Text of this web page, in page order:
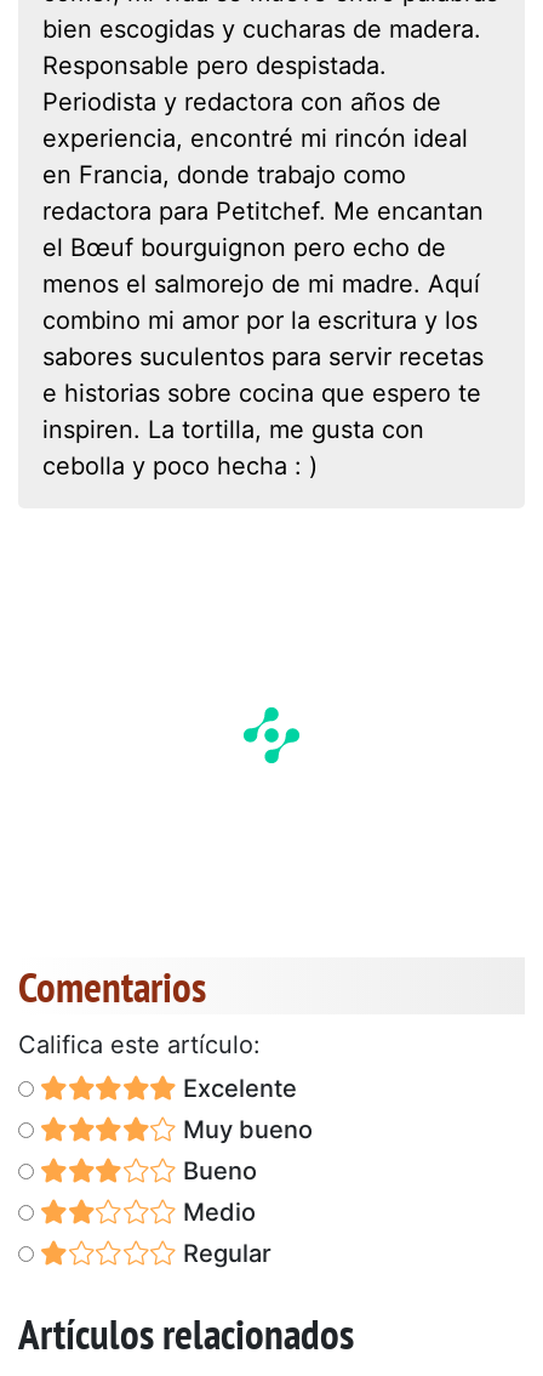
bien escogidas y cucharas de madera.
Responsable pero despistada.
Periodista y redactora con años de
experiencia, encontré mi rincón ideal
en Francia, donde trabajo como
redactora para Petitchef. Me encantan
el Bœuf bourguignon pero echo de
menos el salmorejo de mi madre. Aquí
combino mi amor por la escritura y los
sabores suculentos para servir recetas
e historias sobre cocina que espero te
inspiren. La tortilla, me gusta con
cebolla y poco hecha : )
Comentarios
Califica este artículo:
Excelente
Muy bueno
Bueno
Medio
Regular
Artículos relacionados